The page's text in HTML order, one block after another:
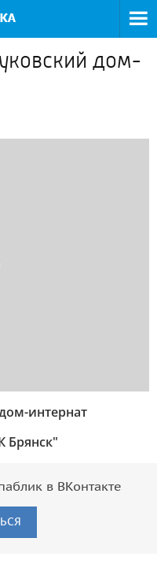
дом-
интернат
Брянск"
в ВКонтакте